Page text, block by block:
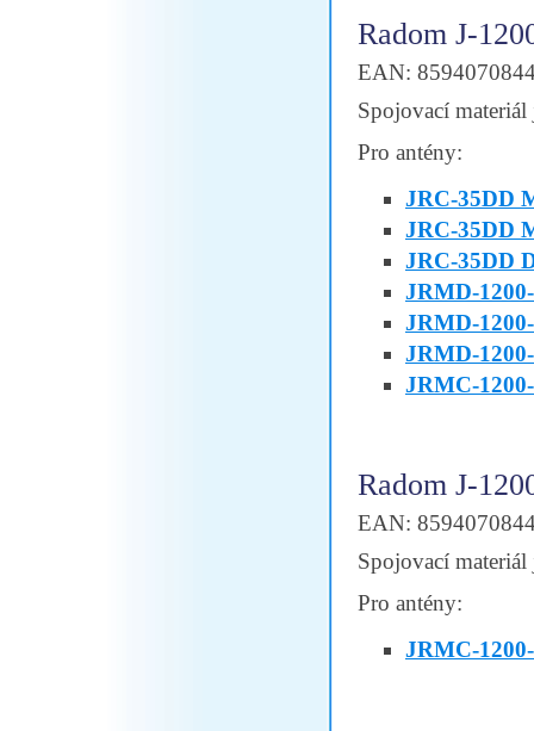
Radom J-
EAN:
Spojovací materiál
Pro antény:
JRC-35DD
JRC-35DD
JRC-35DD
JRMD-
JRMD-
JRMD-
JRMC-
Radom J-
EAN:
Spojovací materiál
Pro antény:
JRMC-